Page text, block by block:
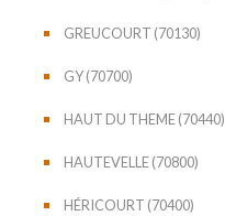
GREUCOURT (70130)
GY (70700)
HAUT DU THEME (70440)
HAUTEVELLE (70800)
HÉRICOURT (70400)